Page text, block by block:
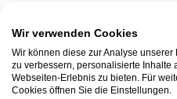
mit Hochvoltspeicher
HEMS-fähige
mit
Unterkonstruktion
Aufständerung
Wir verwenden Cookies
Wir können diese zur Analyse
zu verbessern, personalisierte
Webseiten-Erlebnis zu bieten. Für
Cookies öffnen Sie die Einstellungen.